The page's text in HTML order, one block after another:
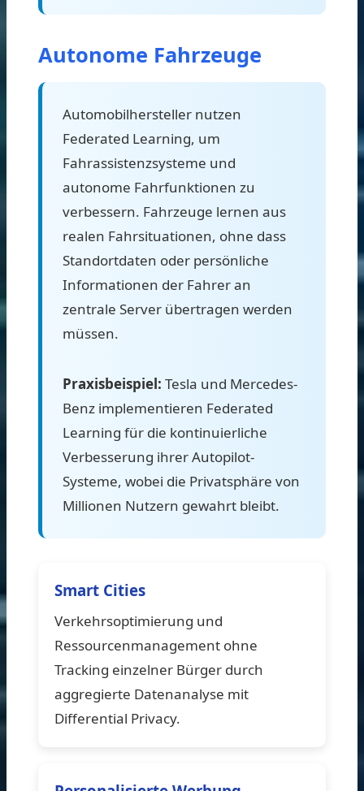
Autonome Fahrzeuge
Automobilhersteller nutzen
Federated Learning, um
Fahrassistenzsysteme und
autonome Fahrfunktionen zu
verbessern. Fahrzeuge lernen aus
realen Fahrsituationen, ohne dass
Standortdaten oder persönliche
Informationen der Fahrer an
zentrale Server übertragen werden
müssen.
Praxisbeispiel: Tesla und Mercedes-
Benz implementieren Federated
Learning für die kontinuierliche
Verbesserung ihrer Autopilot-
Systeme, wobei die Privatsphäre von
Millionen Nutzern gewahrt bleibt.
Smart Cities
Verkehrsoptimierung und
Ressourcenmanagement ohne
Tracking einzelner Bürger durch
aggregierte Datenanalyse mit
Differential Privacy.